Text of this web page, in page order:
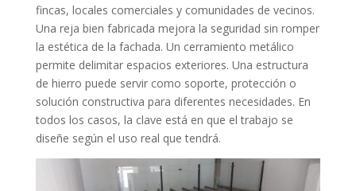
fincas, locales comerciales y comunidades de vecinos.
Una reja bien fabricada mejora la seguridad sin romper
la estética de la fachada. Un cerramiento metálico
permite delimitar espacios exteriores. Una estructura
de hierro puede servir como soporte, protección o
solución constructiva para diferentes necesidades. En
todos los casos, la clave está en que el trabajo se
diseñe según el uso real que tendrá.